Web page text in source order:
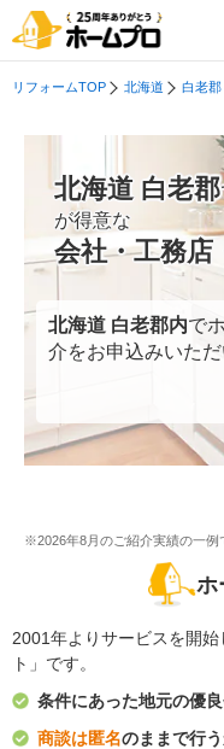
リフォームTOP 北海道 白老郡
北海道 白老郡
が得意な
会社・工務店
北海道 白老郡内で
介をお申込みいた
※2026年8月のご紹介実績の一例
ホ
2001年よりサービスを開
ト」です。
条件にあった地元の優
商談は匿名のままで行